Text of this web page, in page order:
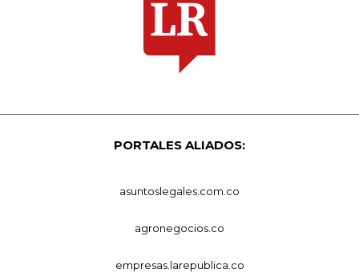
PORTALES ALIADOS:
asuntoslegales.com.co
agronegocios.co
empresas.larepublica.co